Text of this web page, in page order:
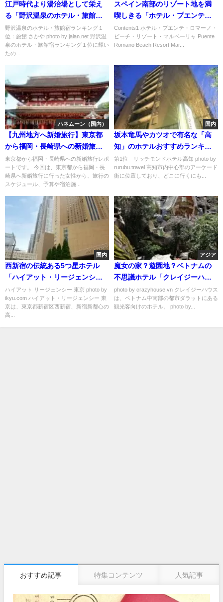
江戸時代より湯治場として栄え
る「野沢温泉のホテル・旅館宿
ランキング」
野沢温泉のホテル・旅館宿ランキング１
位：旅館 さかや photo by jalan.net 野沢温
泉のホテル・旅館宿ランキング１位に輝い
たの...
スペイン南部のリゾート地を満
喫しきる「ホテル・プエンテ・
ロマーノ・ビーチ・リゾート・
マルベーリャ」
Contents1 ホテル・プエンテ・ロマーノ・
ビーチ・リゾート・マルベーリャ Puente
Romano Beach Resort Mar...
ハネムーン（国内）
【九州地方へ新婚旅行】東京都
から福岡・長崎県への新婚旅行
レポート
東京都から福岡・長崎県への新婚旅行レポ
ートです。 今回は、東京都から福岡・長
崎県へ新婚旅行に行った女性から、旅行の
スケジュール、予算や宿泊施...
国内
坂本竜馬やカツオで有名な「高
知」のホテルおすすめランキン
グ
第1位 リッチモンドホテル高知 photo by
rurubu.travel 高知市内中心部のアーケード
街に位置しており、どこに行くにも...
国内
西新宿の伝統ある5つ星ホテル
「ハイアット・リージェンシー
東京」
ハイアット リージェンシー 東京 photo by
ikyu.com ハイアット・リージェンシー 東
京は、東京都新宿区西新宿、新宿新都心の
高...
アジア
魔女の家？遊園地？ベトナムの
不思議ホテル「クレイジーハウ
ス」がとても面白い！
photo by crazyhouse.vn クレイジーハウス
は、ベトナム中南部の都市ダラットにある
観光客向けのホテル。 photo by...
おすすめ記事 特集コンテンツ 人気記事